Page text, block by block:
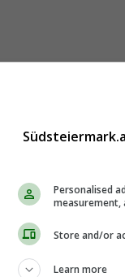
Personalised
measurement,
Store and/or
Learn more